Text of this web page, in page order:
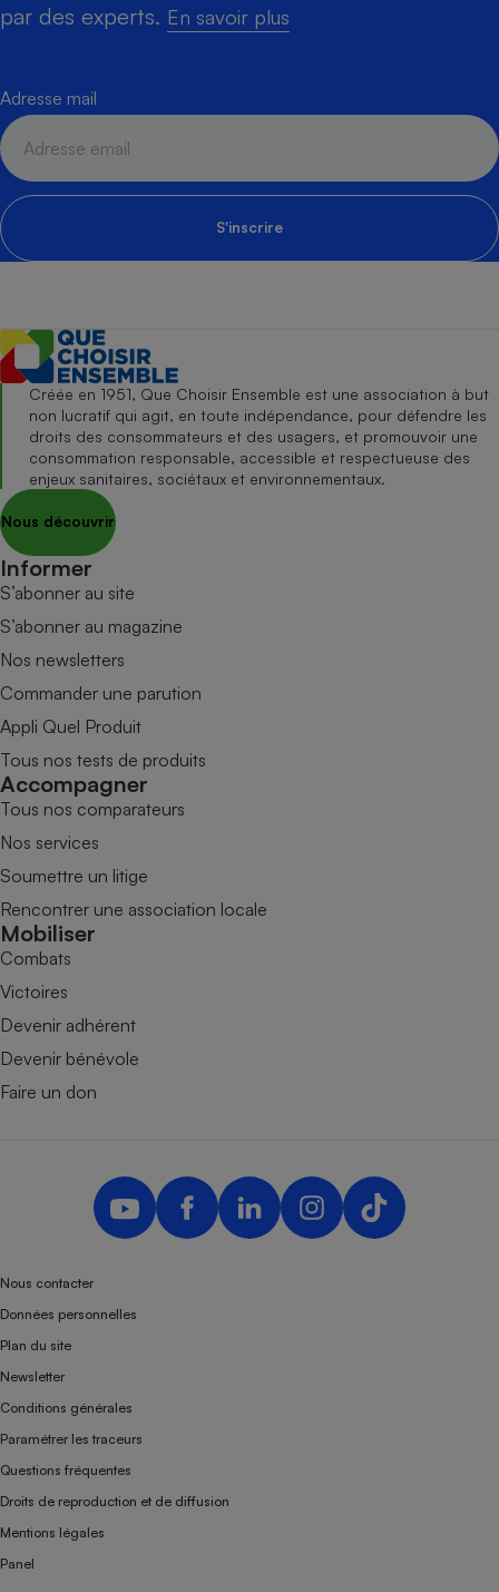
par des experts. En savoir plus
Adresse mail
S'inscrire
Créée en 1951, Que Choisir Ensemble est une association à but
non lucratif qui agit, en toute indépendance, pour défendre les
droits des consommateurs et des usagers, et promouvoir une
consommation responsable, accessible et respectueuse des
enjeux sanitaires, sociétaux et environnementaux.
Nous découvrir
Informer
S’abonner au site
S’abonner au magazine
Nos newsletters
Commander une parution
Appli Quel Produit
Tous nos tests de produits
Accompagner
Tous nos comparateurs
Nos services
Soumettre un litige
Rencontrer une association locale
Mobiliser
Combats
Victoires
Devenir adhérent
Devenir bénévole
Faire un don
Nous contacter
Données personnelles
Plan du site
Newsletter
Conditions générales
Paramétrer les traceurs
Questions fréquentes
Droits de reproduction et de diffusion
Mentions légales
Panel